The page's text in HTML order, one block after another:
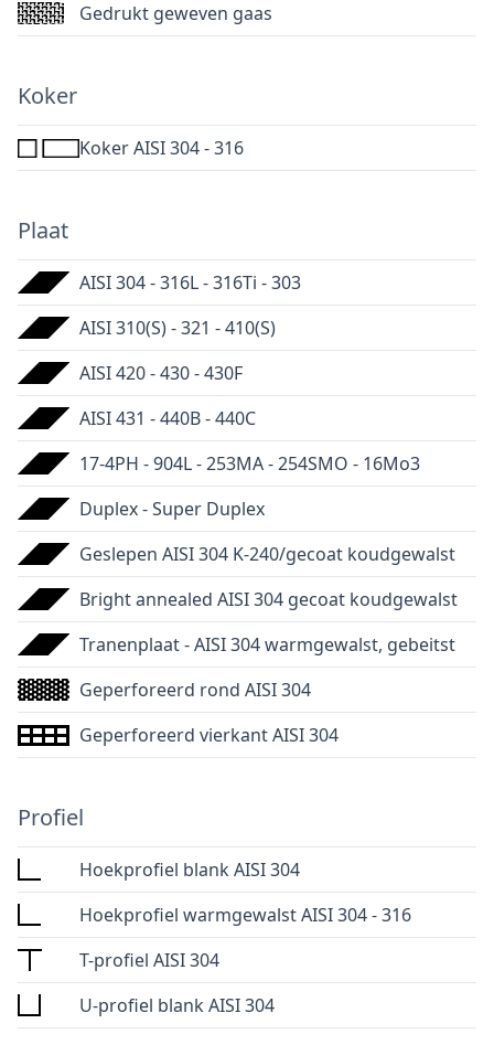
Gedrukt geweven gaas
Koker
Koker AISI 304 - 316
Plaat
AISI 304 - 316L - 316Ti - 303
AISI 310(S) - 321 - 410(S)
AISI 420 - 430 - 430F
AISI 431 - 440B - 440C
17-4PH - 904L - 253MA - 254SMO - 16Mo3
Duplex - Super Duplex
Geslepen AISI 304 K-240/gecoat koudgewalst
Bright annealed AISI 304 gecoat koudgewalst
Tranenplaat - AISI 304 warmgewalst, gebeitst
Geperforeerd rond AISI 304
Geperforeerd vierkant AISI 304
Profiel
Hoekprofiel blank AISI 304
Hoekprofiel warmgewalst AISI 304 - 316
T-profiel AISI 304
U-profiel blank AISI 304